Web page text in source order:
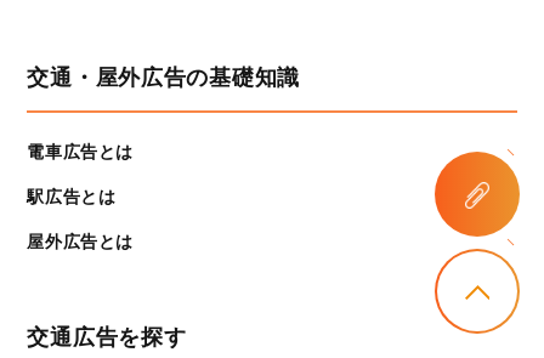
交通・屋外広告の基礎知識
電車広告とは
駅広告とは
屋外広告とは
交通広告を探す